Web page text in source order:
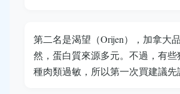
第二名是渴望（Orijen），加拿大
然，蛋白質來源多元。不過，有些
種肉類過敏，所以第一次買建議先